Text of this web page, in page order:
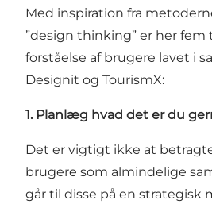
Med inspiration fra
”design thinking” er her fem
forståelse af brugere lavet i
Designit og TourismX:
1. Planlæg hvad det er du
Det er vigtigt ikke at
brugere som almindelige
går til disse på en strategisk